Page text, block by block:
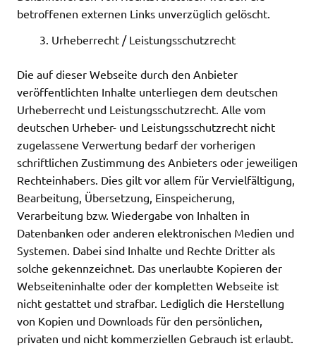
betroffenen externen Links unverzüglich gelöscht.
Urheberrecht / Leistungsschutzrecht
Die auf dieser Webseite durch den Anbieter
veröffentlichten Inhalte unterliegen dem deutschen
Urheberrecht und Leistungsschutzrecht. Alle vom
deutschen Urheber- und Leistungsschutzrecht nicht
zugelassene Verwertung bedarf der vorherigen
schriftlichen Zustimmung des Anbieters oder jeweiligen
Rechteinhabers. Dies gilt vor allem für Vervielfältigung,
Bearbeitung, Übersetzung, Einspeicherung,
Verarbeitung bzw. Wiedergabe von Inhalten in
Datenbanken oder anderen elektronischen Medien und
Systemen. Dabei sind Inhalte und Rechte Dritter als
solche gekennzeichnet. Das unerlaubte Kopieren der
Webseiteninhalte oder der kompletten Webseite ist
nicht gestattet und strafbar. Lediglich die Herstellung
von Kopien und Downloads für den persönlichen,
privaten und nicht kommerziellen Gebrauch ist erlaubt.